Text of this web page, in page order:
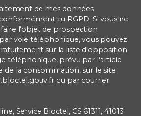
de mes données
au RGPD. Si vous ne
faire l'objet de prospection
voie téléphonique, vous pouvez
sur la liste d'opposition
téléphonique, prévu par l'article
de la consommation, sur le site
ou par courrier
Service Bloctel, CS 61311, 41013